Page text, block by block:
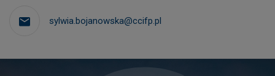
sylwia.bojanowska@ccifp.pl